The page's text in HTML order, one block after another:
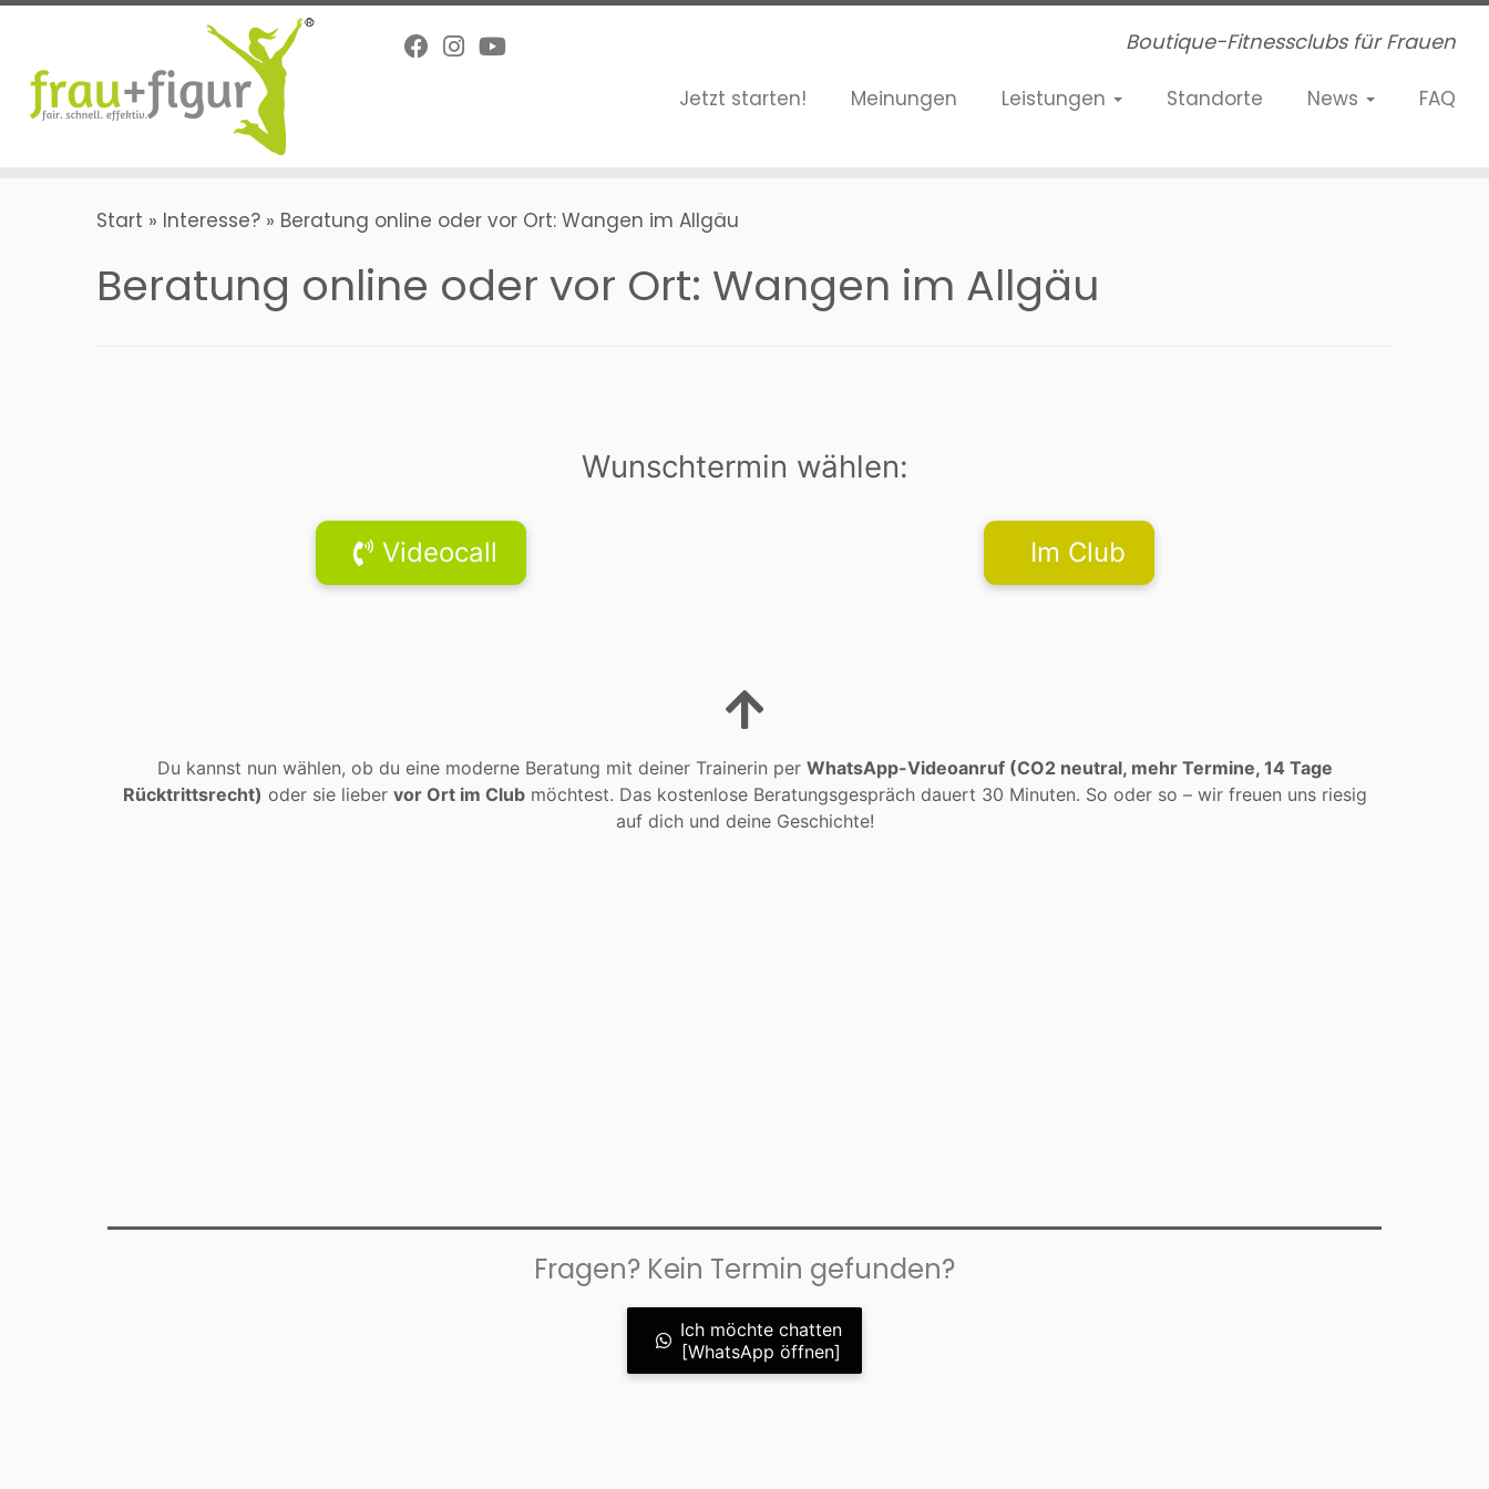
Zum
springen
Boutique-Fitnessclubs für Frauen
Jetzt starten! Meinungen Leistungen Standorte News FAQ
Start » Interesse? » Beratung online oder vor Ort: Wangen im Allgäu
Beratung online oder vor Ort: Wangen im Allgäu
Wunschtermin wählen:
Videocall Im Club
Du kannst nun wählen, ob du eine moderne Beratung mit deiner Trainerin per WhatsApp-Videoanruf (CO2 neutral, mehr Termine, 14 Tage
Rücktrittsrecht) oder sie lieber vor Ort im Clubmöchtest. Das kostenlose Beratungsgespräch dauert 30 Minuten. So oder so – wir freuen uns riesig
auf dich und deine Geschichte!
Fragen? Kein Termin gefunden?
Ich möchte chatten
[WhatsApp öffnen]